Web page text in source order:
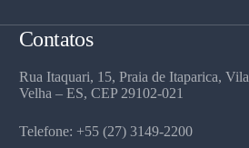
Contatos
Rua Itaquari, 15, Praia de Itaparica, Vila
Velha – ES, CEP 29102-021
Telefone: +55 (27) 3149-2200